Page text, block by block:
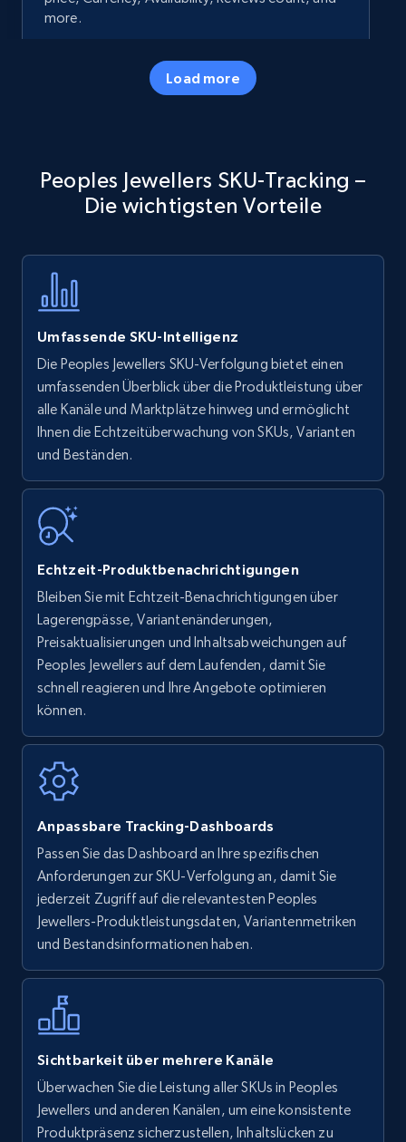
more.
5.7K+ Jetzt anfangen
specific keywords
Title, Seller name, Brand, Description, Initial
Amazon products - find products by using
upc numbers
Title, Seller name, Brand, Description, Initial
price, Currency, Availability, Reviews count, and
35.2K+
Amazon Reviews
URL, Product name, Product rating, Product
rating object, Product rating max, Rating,
Author name, Asin, and more.
Walmart - products
URL, Final price, Sku, Currency, Gtin,
Specifications, Image urls, Top reviews, and
more.
Walmart - products - Find new products by
Specifications, Image urls, Top reviews, and
more.
Load more
Peoples Jewellers SKU-Tracking –
Die wichtigsten Vorteile
Umfassende SKU-Intelligenz
Die Peoples Jewellers SKU-Verfolgung bietet einen
umfassenden Überblick über die Produktleistung über
alle Kanäle und Marktplätze hinweg und ermöglicht
Ihnen die Echtzeitüberwachung von SKUs, Varianten
und Beständen.
Echtzeit-Produktbenachrichtigungen
Bleiben Sie mit Echtzeit-Benachrichtigungen über
Lagerengpässe, Variantenänderungen,
Preisaktualisierungen und Inhaltsabweichungen auf
Peoples Jewellers auf dem Laufenden, damit Sie
schnell reagieren und Ihre Angebote optimieren
können.
Anpassbare Tracking-Dashboards
Passen Sie das Dashboard an Ihre spezifischen
Anforderungen zur SKU-Verfolgung an, damit Sie
jederzeit Zugriff auf die relevantesten Peoples
Jewellers-Produktleistungsdaten, Variantenmetriken
und Bestandsinformationen haben.
Sichtbarkeit über mehrere Kanäle
Überwachen Sie die Leistung aller SKUs in Peoples
Jewellers und anderen Kanälen, um eine konsistente
Produktpräsenz sicherzustellen, Inhaltslücken zu